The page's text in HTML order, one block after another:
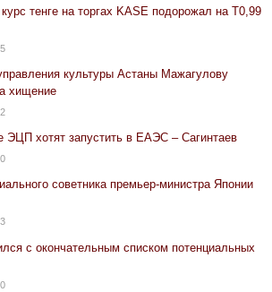
тенге на торгах KASE подорожал на Т0,99
культуры Астаны Мажагулову
хищение
ЭЦП хотят запустить в ЕАЭС – Сагинтаев
советника премьер-министра Японии
с окончательным списком потенциальных